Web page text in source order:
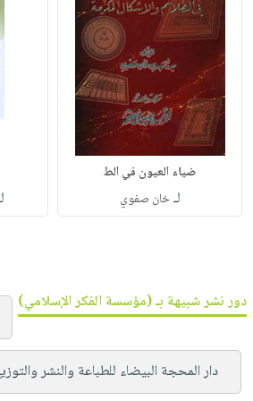
ضياء العيون في الط
لـخان صفوي
دور نشر شبيهة بـ (مؤسسة الفكر الإسلامي)
دار المحجة البيضاء للطباعة والنشر